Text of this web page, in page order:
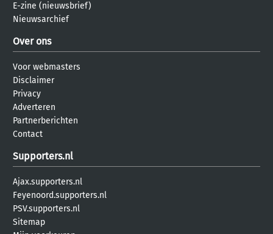
E-zine (nieuwsbrief)
Nieuwsarchief
Over ons
Voor webmasters
Disclaimer
Privacy
Adverteren
Partnerberichten
Contact
Supporters.nl
Ajax.supporters.nl
Feyenoord.supporters.nl
PSV.supporters.nl
Sitemap